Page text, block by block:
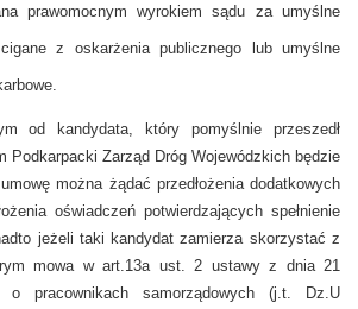
prawomocnym wyrokiem sądu za umyślne
z oskarżenia publicznego lub umyślne
od kandydata, który pomyślnie przeszedł
Podkarpacki Zarząd Dróg Wojewódzkich będzie
można żądać przedłożenia dodatkowych
oświadczeń potwierdzających spełnienie
jeżeli taki kandydat zamierza skorzystać z
mowa w art.13a ust. 2 ustawy z dnia 21
o pracownikach samorządowych (j.t. Dz.U